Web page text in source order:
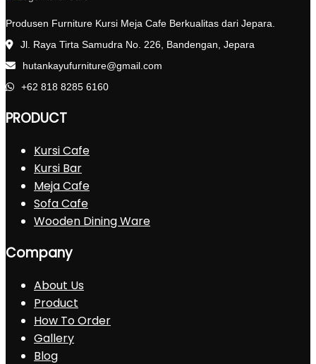
Produsen Furniture Kursi Meja Cafe Berkualitas dari Jepara.
Jl. Raya Tirta Samudra No. 226, Bandengan, Jepara
hutankayufurniture@gmail.com
+62 818 8285 6160
PRODUCT
Kursi Cafe
Kursi Bar
Meja Cafe
Sofa Cafe
Wooden Dining Ware
Company
About Us
Product
How To Order
Gallery
Blog